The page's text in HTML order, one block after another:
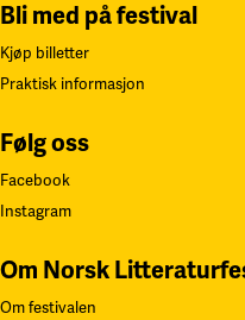
Bli med på festival
Kjøp billetter
Praktisk informasjon
Følg oss
Facebook
Instagram
Om Norsk
Om festivalen